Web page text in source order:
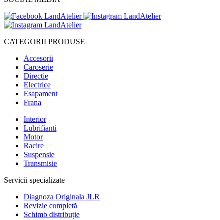
CATEGORII PRODUSE
Accesorii
Caroserie
Directie
Electrice
Esapament
Frana
Interior
Lubrifianti
Motor
Racire
Suspensie
Transmisie
Servicii specializate
Diagnoza Originala JLR
Revizie completă
Schimb distribuție